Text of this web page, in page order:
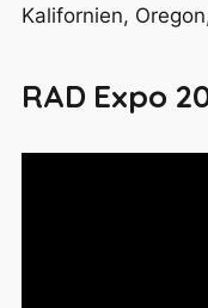
Kalifornien,
RAD Expo